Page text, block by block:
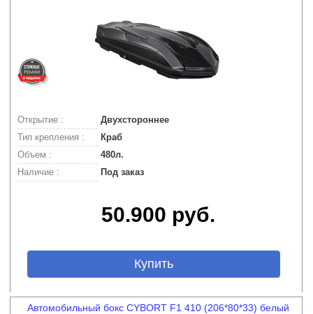
Открытие :
Двухстороннее
Тип крепления :
Краб
Объем :
480л.
Наличие :
Под заказ
50.900 руб.
Купить
Автомобильный бокс CYBORT F1 410 (206*80*33) белый